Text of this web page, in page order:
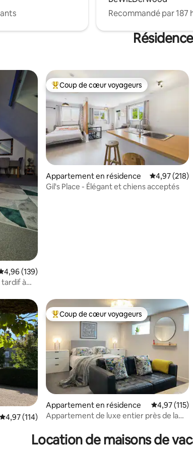
Recommandé par 187
appréciés
moyenne sur la base de 139 commentaires :
4,96 (139)
à
Coups de cœur voyageurs les plus
Coup de cœur voyageurs
Appartement en résidence Évaluation
4,97 (218)
Gil's Place - Élégant et chiens acceptés
appréciés
Évaluation moyenne sur la base de 114 commentaires :
4,97 (114)
Coups de cœur voyageurs les plus
Coup de cœur voyageurs
Appartement en résidence Évaluation
4,97 (115)
Appartement de luxe entier près de la
Location de maisons de